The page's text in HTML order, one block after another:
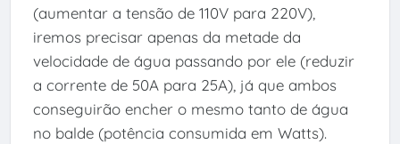
(aumentar a tensão de 110V para 220V),
iremos precisar apenas da metade da
velocidade de água passando por ele (reduzir
a corrente de 50A para 25A), já que ambos
conseguirão encher o mesmo tanto de água
no balde (potência consumida em Watts).